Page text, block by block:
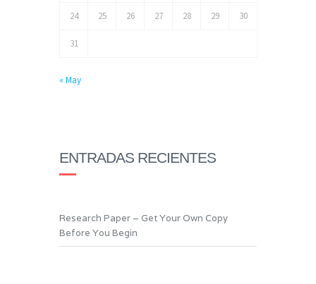
24 25 26 27 28 29 30
31
« May
ENTRADAS RECIENTES
Research Paper – Get Your Own Copy
Before You Begin